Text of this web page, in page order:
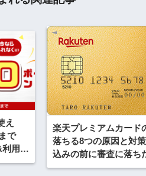
え
で
利用キ
楽天プレミアムカード
落ちる8つの原因と対
込みの前に審査に落ち
確認